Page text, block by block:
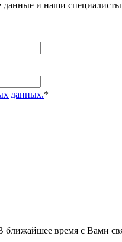
и наши
данных.*
время с Вами